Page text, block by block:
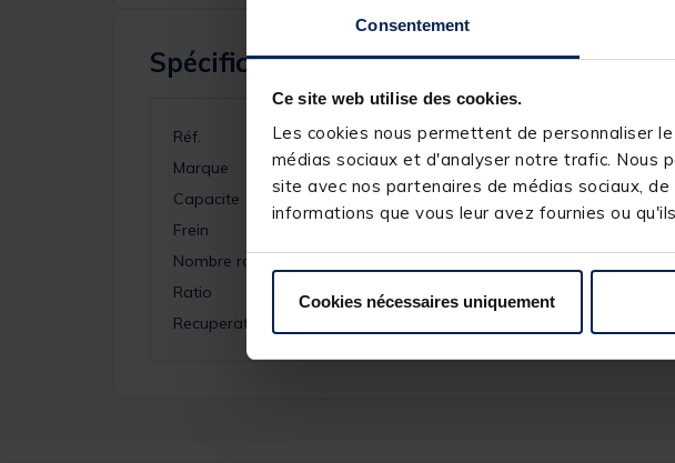
Consentement
Ce site web utilise des cookies.
Les cookies nous permettent de personnaliser
médias sociaux et d'analyser notre trafic. Nous
site avec nos partenaires de médias sociaux,
informations que vous leur avez fournies ou
Cookies nécessaires uniquement
Spécifications
Réf.
Marque
Capacite
Frein
Nombre roulements
Ratio
Recuperation